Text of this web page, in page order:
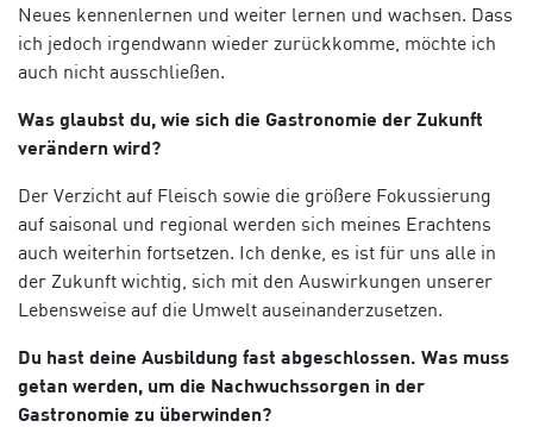
Neues kennenlernen und weiter lernen und wachsen. Dass
ich jedoch irgendwann wieder zurückkomme, möchte ich
auch nicht ausschließen.
Was glaubst du, wie sich die Gastronomie der Zukunft
verändern wird?
Der Verzicht auf Fleisch sowie die größere Fokussierung
auf saisonal und regional werden sich meines Erachtens
auch weiterhin fortsetzen. Ich denke, es ist für uns alle in
der Zukunft wichtig, sich mit den Auswirkungen unserer
Lebensweise auf die Umwelt auseinanderzusetzen.
Du hast deine Ausbildung fast abgeschlossen. Was muss
getan werden, um die Nachwuchssorgen in der
Gastronomie zu überwinden?